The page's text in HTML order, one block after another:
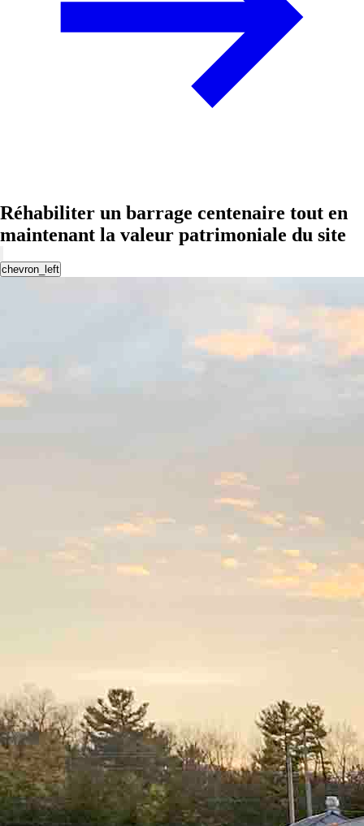
Réhabiliter un barrage centenaire tout en
maintenant la valeur patrimoniale du site
chevron_left